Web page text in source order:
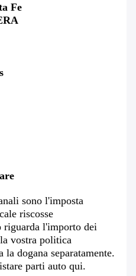
Fe
sono l'imposta
riscosse
riguarda l'importo dei
vostra politica
dogana separatamente.
parti auto qui.